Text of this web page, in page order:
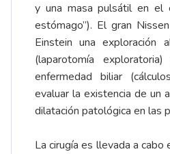
y una masa pulsátil en el
estómago”). El gran
Einstein una exploración
(laparotomía
enfermedad biliar
evaluar la existencia de un
dilatación patológica en las
La cirugía es llevada a